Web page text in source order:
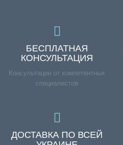
БЕСПЛАТНАЯ
КОНСУЛЬТАЦИЯ
Консультации от компетентных
специалистов
ДОСТАВКА ПО ВСЕЙ